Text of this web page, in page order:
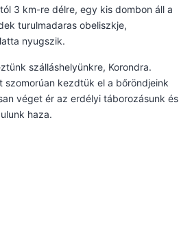
3 km-re délre, egy kis dombon áll a
turulmadaras obeliszkje,
nyugszik.
szálláshelyünkre, Korondra.
szomorúan kezdtük el a bőröndjeink
véget ér az erdélyi táborozásunk és
haza.